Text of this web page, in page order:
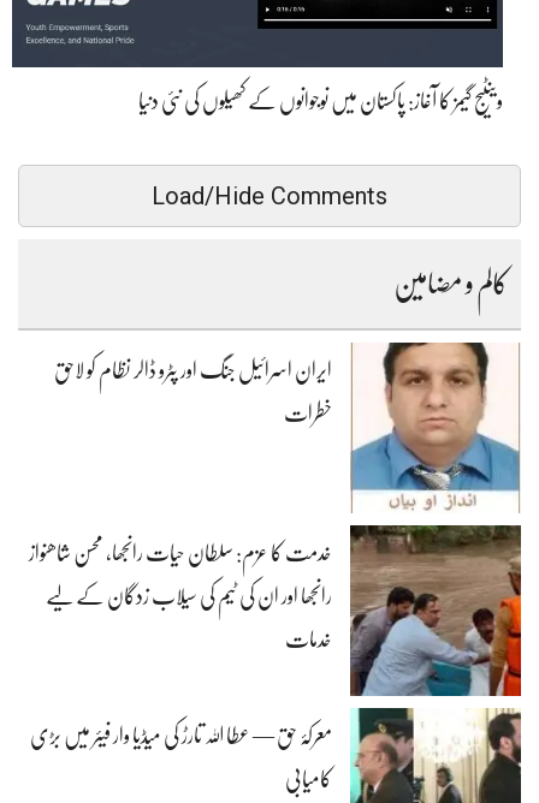
وینٹیج گیمز کا آغاز: پاکستان میں نوجوانوں کے کھیلوں کی نئی دنیا
Load/Hide Comments
کالم و مضامین
ایران اسرائیل جنگ اور پٹرو ڈالر نظام کو لاحق
خطرات
خدمت کا عزم: سلطان حیات رانجھا، محسن شاھنواز
رانجھا اور ان کی ٹیم کی سیلاب زدگان کے لیے
خدمات
معرکۂ حق — عطا اللہ تارڑ کی میڈیا وار فیئر میں بڑی
کامیابی